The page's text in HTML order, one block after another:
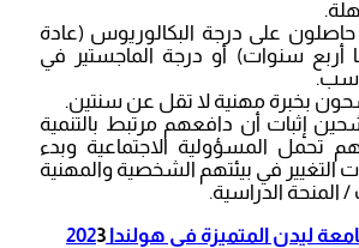
على درجة البكالوريوس (عادة
أربع سنوات) أو درجة الماجستير في
بخبرة مهنية لا تقل عن سنتين.
إثبات أن دافعهم مرتبط بالتنمية
تحمل المسؤولية الاجتماعية وبدء
التغيير في بيئتهم الشخصية والمهنية
/ المنحة الدراسية.
ليدن المتميزة في هولندا 202 3